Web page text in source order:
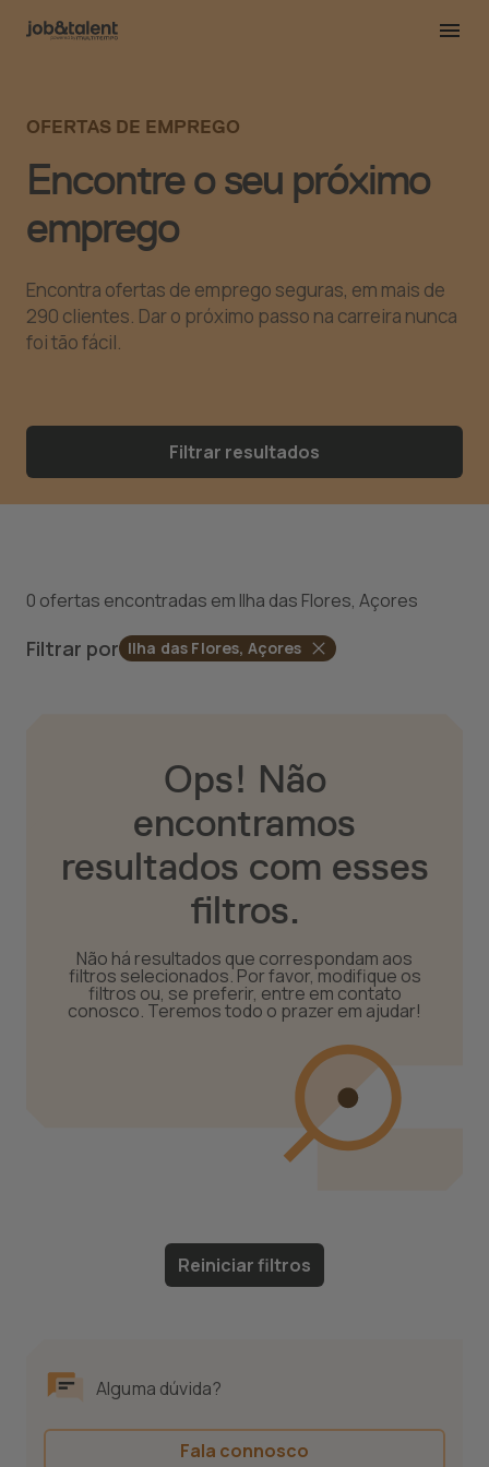
Encontre o seu próximo
emprego
OFERTAS DE EMPREGO
Encontra ofertas de emprego seguras, em mais de
290 clientes. Dar o próximo passo na carreira nunca
foi tão fácil.
Filtrar resultados
Alguma dúvida?
Fala connosco
0 ofertas encontradas em Ilha das Flores, Açores
Filtrar por Ilha das Flores, Açores
Ops! Não
encontramos
resultados com esses
filtros.
Não há resultados que correspondam aos
filtros selecionados. Por favor, modifique os
filtros ou, se preferir, entre em contato
conosco. Teremos todo o prazer em ajudar!
Reiniciar filtros